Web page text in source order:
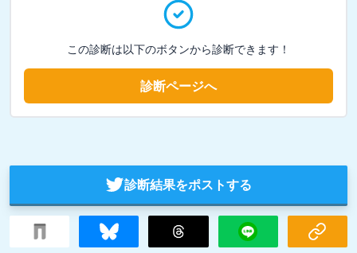
この診断は以下のボタンから診断できます！
診断ページへ
診断結果をポストする